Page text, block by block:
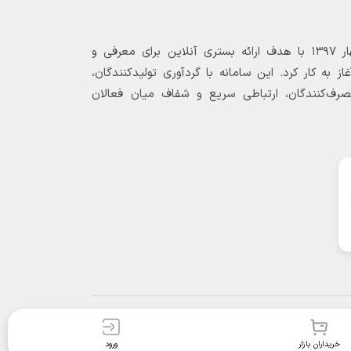
بازارگاه الکترونیکی فولاد ۲۴ از بهار ۱۳۹۷ با هدف ارائه بستری آنلاین برای معرفی و
کار کرد. این سامانه با گردآوری تولیدکنندگان،
ارتباطی سریع و شفاف میان فعالان
خریداران بازار ورود